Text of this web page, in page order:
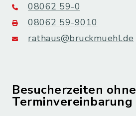
08062 59-0
08062 59-9010
rathaus@bruckmuehl.de
Besucherzeiten ohne
Terminvereinbarung